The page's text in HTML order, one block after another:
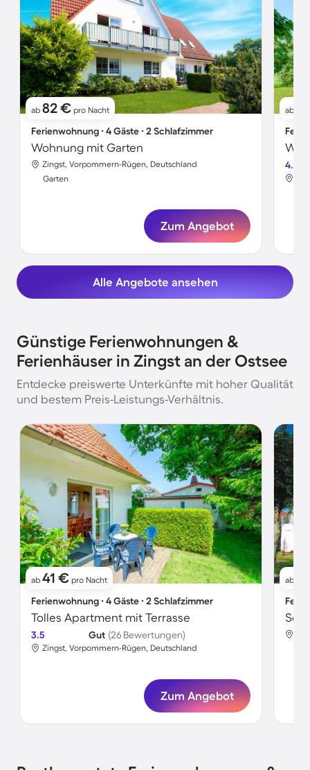
ab 82 € pro Nacht
Ferienwohnung ∙ 4 Gäste ∙ 2 Schlafzimmer
Wohnung mit Garten
Zingst, Vorpommern-Rügen, Deutschland
Garten
Zum Angebot
ab
4.0
Alle Angebote ansehen
Günstige Ferienwohnungen &
Ferienhäuser in Zingst an der Ostsee
Entdecke preiswerte Unterkünfte mit hoher Qualität
und bestem Preis-Leistungs-Verhältnis.
ab 41 € pro Nacht
Ferienwohnung ∙ 4 Gäste ∙ 2 Schlafzimmer
Tolles Apartment mit Terrasse
3.5 Gut (26 Bewertungen)
Zingst, Vorpommern-Rügen, Deutschland
Zum Angebot
ab